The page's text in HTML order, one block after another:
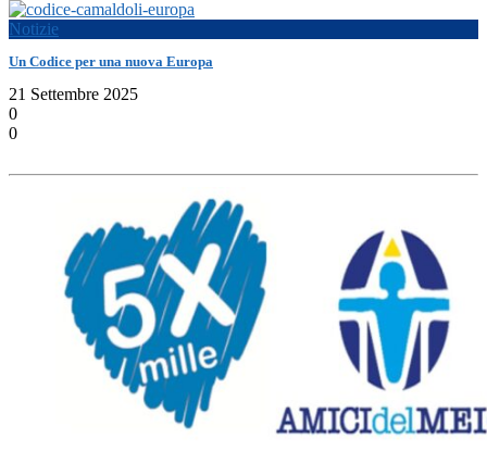
Notizie
Un Codice per una nuova Europa
21 Settembre 2025
0
0